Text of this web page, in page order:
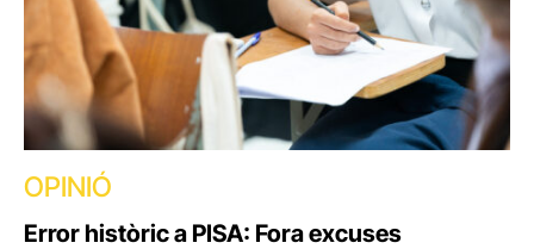
OPINIÓ
Error històric a PISA: Fora excuses